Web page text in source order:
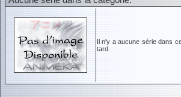
Il n'y a aucune série dans
tard.